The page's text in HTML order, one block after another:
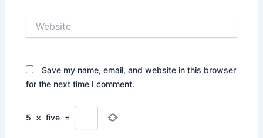
Save my name, email, and website in this browser
for the next time I comment.
5 × five =